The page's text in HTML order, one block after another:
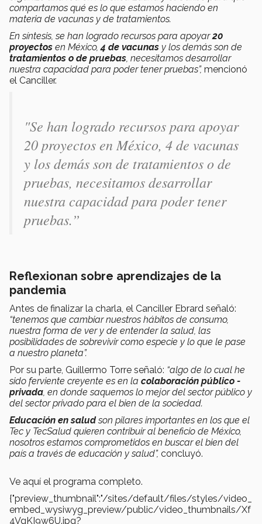
compartamos qué es lo que estamos haciendo en
materia de vacunas y de tratamientos.
En síntesis, se han logrado recursos para apoyar20
proyectos en México,4 de vacunas y los demás son de
tratamientos o de pruebas, necesitamos desarrollar
nuestra capacidad para poder tener pruebas”, mencionó
el Canciller.
"Se han logrado recursos para apoyar
20 proyectos en México, 4 de vacunas
y los demás son de tratamientos o de
pruebas, necesitamos desarrollar
nuestra capacidad para poder tener
pruebas.”
Reflexionan sobre aprendizajes de la
pandemia
Antes de finalizar la charla, el Canciller Ebrard señaló:
“tenemos que cambiar nuestros hábitos de consumo,
nuestra forma de ver y de entender la salud, las
posibilidades de sobrevivir como especie y lo que le pase
a nuestro planeta”.
Por su parte, Guillermo Torre señaló: “algo de lo cual he
sido ferviente creyente es en la colaboración público -
privada, en donde saquemos lo mejor del sector público y
del sector privado para el bien de la sociedad.
Educación en saludson pilares importantes en los que el
Tec y TecSalud quieren contribuir al beneficio de México,
nosotros estamos comprometidos en buscar el bien del
país a través de educación y salud”, concluyó.
Ve aquí el programa completo.
{"preview_thumbnail":"/sites/default/files/styles/video_
embed_wysiwyg_preview/public/video_thumbnails/Xf
4VgKI9w6U.jpg?